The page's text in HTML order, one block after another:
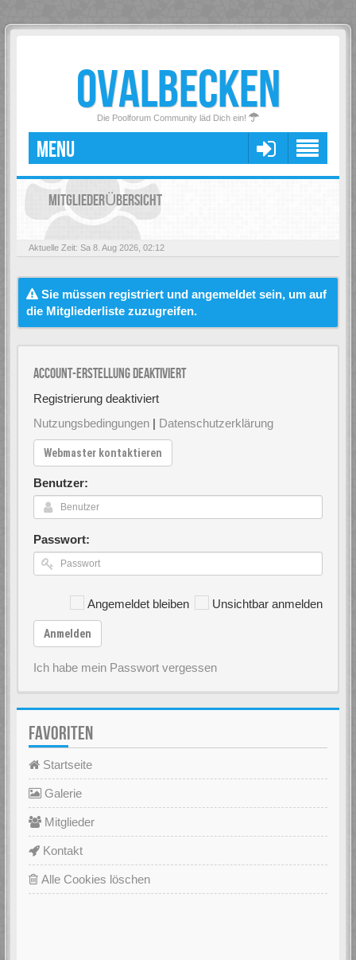
OVALBECKEN
Die Poolforum Community läd Dich ein!
MENU
MITGLIEDERÜBERSICHT
Aktuelle Zeit: Sa 8. Aug 2026, 02:12
Sie müssen registriert und angemeldet sein, um auf
die Mitgliederliste zuzugreifen.
Account-Erstellung deaktiviert
Registrierung deaktiviert
Nutzungsbedingungen | Datenschutzerklärung
Webmaster kontaktieren
Benutzer:
Passwort:
Angemeldet bleiben Unsichtbar anmelden
Anmelden
Ich habe mein Passwort vergessen
FAVORITEN
Startseite
Galerie
Mitglieder
Kontakt
Alle Cookies löschen